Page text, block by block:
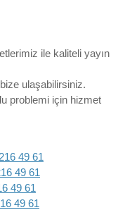
ile kaliteli yayın
ulaşabilirsiniz.
problemi için hizmet
49 61
49 61
49 61
49 61